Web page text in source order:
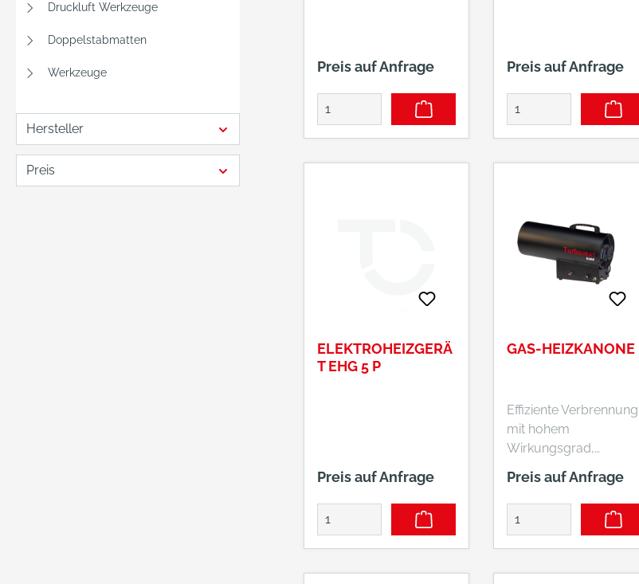
Druckluft Werkzeuge
Doppelstabmatten
Werkzeuge
Hersteller
Preis
Preis auf Anfrage Preis auf Anfrage
ELEKTROHEIZGERÄ
T EHG 5 P
Preis auf Anfrage
GAS-HEIZKANONE
Effiziente Verbrennung
mit hohem
Wirkungsgrad,
geruchlos, keine
RauchentwicklungSich
erheitsabschaltung
Gas-/Flammen-/Ventil
Preis auf Anfrage